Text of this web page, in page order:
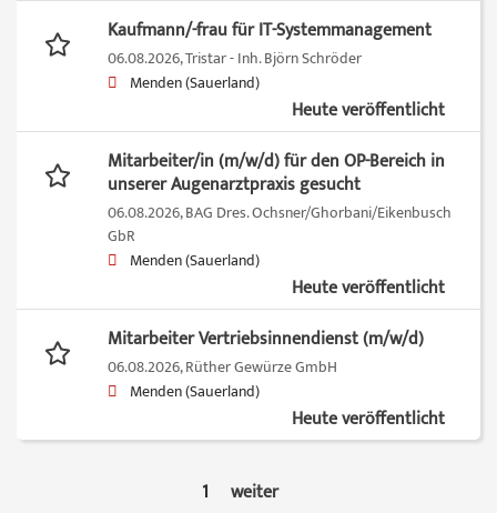
Kaufmann/-frau für IT-Systemmanagement
06.08.2026,Tristar - Inh. Björn Schröder
Menden (Sauerland)
Heute veröffentlicht
Mitarbeiter/in (m/w/d) für den OP-Bereich in
unserer Augenarztpraxis gesucht
06.08.2026,BAG Dres. Ochsner/Ghorbani/Eikenbusch
GbR
Menden (Sauerland)
Heute veröffentlicht
Mitarbeiter Vertriebsinnendienst (m/w/d)
06.08.2026,Rüther Gewürze GmbH
Menden (Sauerland)
Heute veröffentlicht
1 weiter